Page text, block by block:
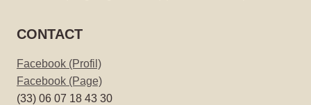
CONTACT
Facebook (Profil)
Facebook (Page)
(33) 06 07 18 43 30